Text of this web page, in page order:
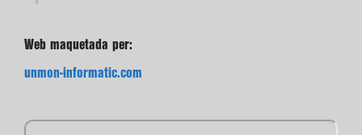
Web maquetada per:
unmon-informatic.com